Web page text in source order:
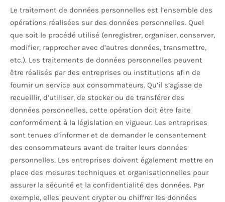
Le traitement de données personnelles est l’ensemble des
opérations réalisées sur des données personnelles. Quel
que soit le procédé utilisé (enregistrer, organiser, conserver,
modifier, rapprocher avec d’autres données, transmettre,
etc.). Les traitements de données personnelles peuvent
être réalisés par des entreprises ou institutions afin de
fournir un service aux consommateurs. Qu’il s’agisse de
recueillir, d’utiliser, de stocker ou de transférer des
données personnelles, cette opération doit être faite
conformément à la législation en vigueur. Les entreprises
sont tenues d’informer et de demander le consentement
des consommateurs avant de traiter leurs données
personnelles. Les entreprises doivent également mettre en
place des mesures techniques et organisationnelles pour
assurer la sécurité et la confidentialité des données. Par
exemple, elles peuvent crypter ou chiffrer les données